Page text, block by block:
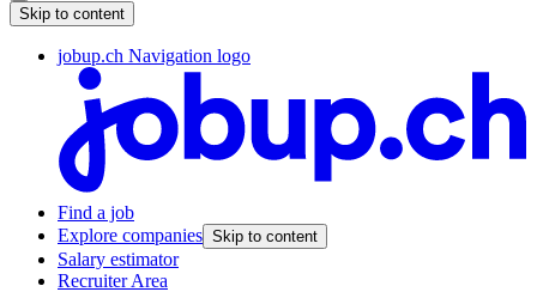
Skip to content
jobup.ch Navigation logo
Find a job
Explore companies Skip to content
Salary estimator
Recruiter Area